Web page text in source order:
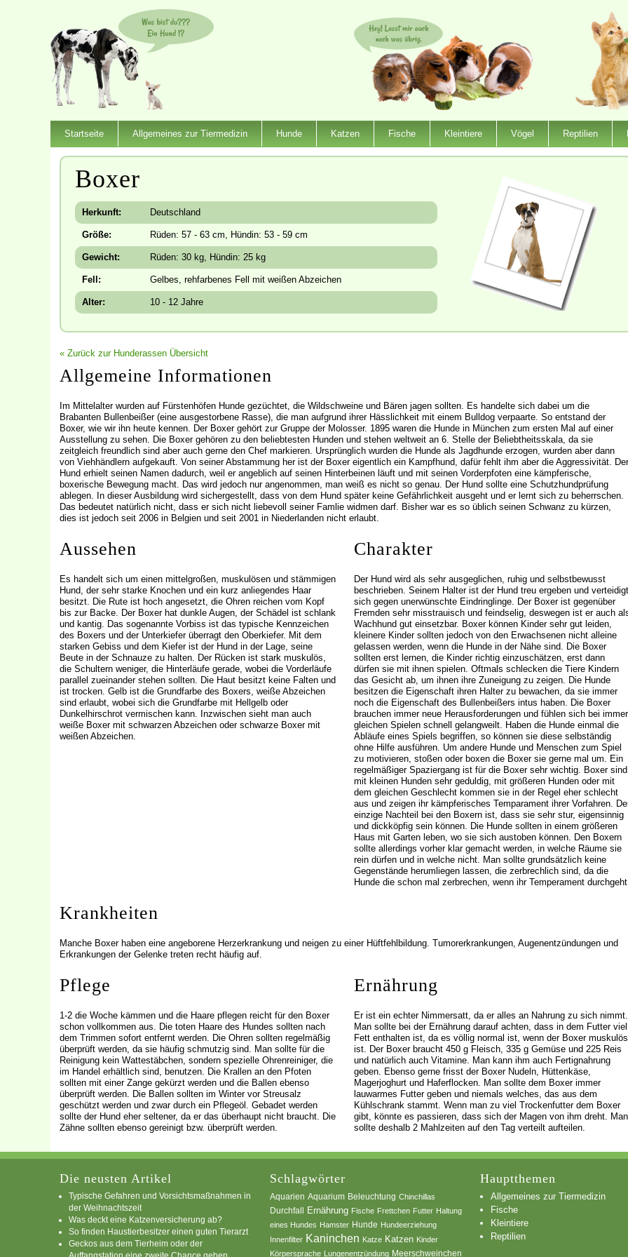
Startseite Allgemeines zur Tiermedizin Hunde Katzen Fische Kleintiere Vögel Reptilien
Boxer
Herkunft: Deutschland
Größe: Rüden: 57 - 63 cm, Hündin: 53 - 59 cm
Gewicht: Rüden: 30 kg, Hündin: 25 kg
Fell: Gelbes, rehfarbenes Fell mit weißen Abzeichen
Alter: 10 - 12 Jahre
« Zurück zur Hunderassen Übersicht
Allgemeine Informationen
Im Mittelalter wurden auf Fürstenhöfen Hunde gezüchtet, die Wildschweine und Bären jagen sollten. Es handelte sich dabei um die
Brabanten Bullenbeißer (eine ausgestorbene Rasse), die man aufgrund ihrer Hässlichkeit mit einem Bulldog verpaarte. So entstand der
Boxer, wie wir ihn heute kennen. Der Boxer gehört zur Gruppe der Molosser. 1895 waren die Hunde in München zum ersten Mal auf einer
Ausstellung zu sehen. Die Boxer gehören zu den beliebtesten Hunden und stehen weltweit an 6. Stelle der Beliebtheitsskala, da sie
zeitgleich freundlich sind aber auch gerne den Chef markieren. Ursprünglich wurden die Hunde als Jagdhunde erzogen, wurden aber dann
von Viehhändlern aufgekauft. Von seiner Abstammung her ist der Boxer eigentlich ein Kampfhund, dafür fehlt ihm aber die Aggressivität. Der
Hund erhielt seinen Namen dadurch, weil er angeblich auf seinen Hinterbeinen läuft und mit seinen Vorderpfoten eine kämpferische,
boxerische Bewegung macht. Das wird jedoch nur angenommen, man weiß es nicht so genau. Der Hund sollte eine Schutzhundprüfung
ablegen. In dieser Ausbildung wird sichergestellt, dass von dem Hund später keine Gefährlichkeit ausgeht und er lernt sich zu beherrschen.
Das bedeutet natürlich nicht, dass er sich nicht liebevoll seiner Famlie widmen darf. Bisher war es so üblich seinen Schwanz zu kürzen,
dies ist jedoch seit 2006 in Belgien und seit 2001 in Niederlanden nicht erlaubt.
Aussehen
Es handelt sich um einen mittelgroßen, muskulösen und stämmigen
Hund, der sehr starke Knochen und ein kurz anliegendes Haar
besitzt. Die Rute ist hoch angesetzt, die Ohren reichen vom Kopf
bis zur Backe. Der Boxer hat dunkle Augen, der Schädel ist schlank
und kantig. Das sogenannte Vorbiss ist das typische Kennzeichen
des Boxers und der Unterkiefer überragt den Oberkiefer. Mit dem
starken Gebiss und dem Kiefer ist der Hund in der Lage, seine
Beute in der Schnauze zu halten. Der Rücken ist stark muskulös,
die Schultern weniger, die Hinterläufe gerade, wobei die Vorderläufe
parallel zueinander stehen sollten. Die Haut besitzt keine Falten und
ist trocken. Gelb ist die Grundfarbe des Boxers, weiße Abzeichen
sind erlaubt, wobei sich die Grundfarbe mit Hellgelb oder
Dunkelhirschrot vermischen kann. Inzwischen sieht man auch
weiße Boxer mit schwarzen Abzeichen oder schwarze Boxer mit
weißen Abzeichen.
Charakter
Der Hund wird als sehr ausgeglichen, ruhig und selbstbewusst
beschrieben. Seinem Halter ist der Hund treu ergeben und verteidigt
sich gegen unerwünschte Eindringlinge. Der Boxer ist gegenüber
Fremden sehr misstrauisch und feindselig, deswegen ist er auch
Wachhund gut einsetzbar. Boxer können Kinder sehr gut leiden,
kleinere Kinder sollten jedoch von den Erwachsenen nicht alleine
gelassen werden, wenn die Hunde in der Nähe sind. Die Boxer
sollten erst lernen, die Kinder richtig einzuschätzen, erst dann
dürfen sie mit ihnen spielen. Oftmals schlecken die Tiere Kindern
das Gesicht ab, um ihnen ihre Zuneigung zu zeigen. Die Hunde
besitzen die Eigenschaft ihren Halter zu bewachen, da sie immer
noch die Eigenschaft des Bullenbeißers intus haben. Die Boxer
brauchen immer neue Herausforderungen und fühlen sich bei immer
gleichen Spielen schnell gelangweilt. Haben die Hunde einmal die
Abläufe eines Spiels begriffen, so können sie diese selbständig
ohne Hilfe ausführen. Um andere Hunde und Menschen zum Spiel
zu motivieren, stoßen oder boxen die Boxer sie gerne mal um. Ein
regelmäßiger Spaziergang ist für die Boxer sehr wichtig. Boxer sind
mit kleinen Hunden sehr geduldig, mit größeren Hunden oder mit
dem gleichen Geschlecht kommen sie in der Regel eher schlecht
aus und zeigen ihr kämpferisches Temparament ihrer Vorfahren.
einzige Nachteil bei den Boxern ist, dass sie sehr stur, eigensinnig
und dickköpfig sein können. Die Hunde sollten in einem größeren
Haus mit Garten leben, wo sie sich austoben können. Den Boxern
sollte allerdings vorher klar gemacht werden, in welche Räume sie
rein dürfen und in welche nicht. Man sollte grundsätzlich keine
Gegenstände herumliegen lassen, die zerbrechlich sind, da die
Hunde die schon mal zerbrechen, wenn ihr Temperament
Krankheiten
Manche Boxer haben eine angeborene Herzerkrankung und neigen zu einer Hüftfehlbildung. Tumorerkrankungen, Augenentzündungen und
Erkrankungen der Gelenke treten recht häufig auf.
Pflege
1-2 die Woche kämmen und die Haare pflegen reicht für den Boxer
schon vollkommen aus. Die toten Haare des Hundes sollten nach
dem Trimmen sofort entfernt werden. Die Ohren sollten regelmäßig
überprüft werden, da sie häufig schmutzig sind. Man sollte für die
Reinigung kein Wattestäbchen, sondern spezielle Ohrenreiniger, die
im Handel erhältlich sind, benutzen. Die Krallen an den Pfoten
sollten mit einer Zange gekürzt werden und die Ballen ebenso
überprüft werden. Die Ballen sollten im Winter vor Streusalz
geschützt werden und zwar durch ein Pflegeöl. Gebadet werden
sollte der Hund eher seltener, da er das überhaupt nicht braucht. Die
Zähne sollten ebenso gereinigt bzw. überprüft werden.
Ernährung
Er ist ein echter Nimmersatt, da er alles an Nahrung zu sich nimmt.
Man sollte bei der Ernährung darauf achten, dass in dem Futter viel
Fett enthalten ist, da es völlig normal ist, wenn der Boxer muskulös
ist. Der Boxer braucht 450 g Fleisch, 335 g Gemüse und 225 Reis
und natürlich auch Vitamine. Man kann ihm auch Fertignahrung
geben. Ebenso gerne frisst der Boxer Nudeln, Hüttenkäse,
Magerjoghurt und Haferflocken. Man sollte dem Boxer immer
lauwarmes Futter geben und niemals welches, das aus dem
Kühlschrank stammt. Wenn man zu viel Trockenfutter dem Boxer
gibt, könnte es passieren, dass sich der Magen von ihm dreht. Man
sollte deshalb 2 Mahlzeiten auf den Tag verteilt aufteilen.
Die neusten Artikel
Typische Gefahren und Vorsichtsmaßnahmen in
der Weihnachtszeit
Was deckt eine Katzenversicherung ab?
So finden Haustierbesitzer einen guten Tierarzt
Geckos aus dem Tierheim oder der
Auffangstation eine zweite Chance geben
Schlagwörter
Aquarien Aquarium Beleuchtung Chinchillas
Durchfall Ernährung Fische Frettchen Futter Haltung
eines Hundes Hamster Hunde Hundeerziehung
Innenfilter Kaninchen Katze Katzen Kinder
Körpersprache Lungenentzündung Meerschweinchen
Hauptthemen
Allgemeines zur Tiermedizin
Fische
Kleintiere
Reptilien